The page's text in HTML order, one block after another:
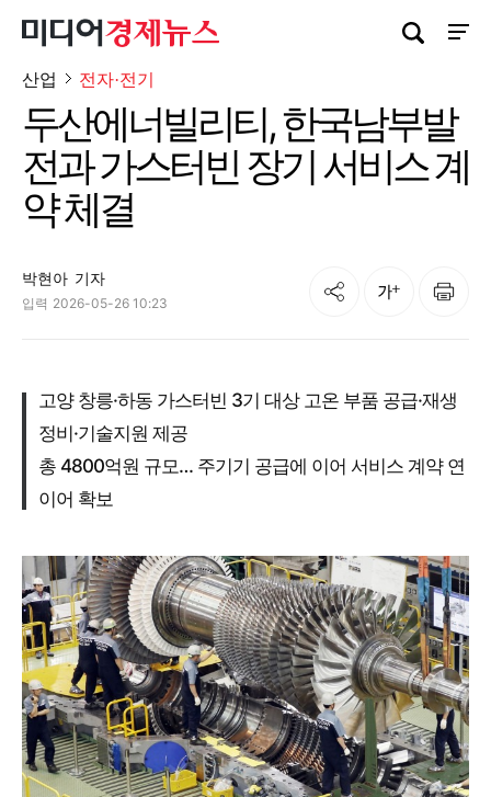
사이
검색창 열기
산업 전자·전기
두산에너빌리티, 한국남부발
전과 가스터빈 장기 서비스 계
약 체결
박현아 기자
입력 2026-05-26 10:23
공유 글자크기 인쇄
고양 창릉·하동 가스터빈 3기 대상 고온 부품 공급·재생
정비·기술지원 제공
총 4800억원 규모… 주기기 공급에 이어 서비스 계약 연
이어 확보